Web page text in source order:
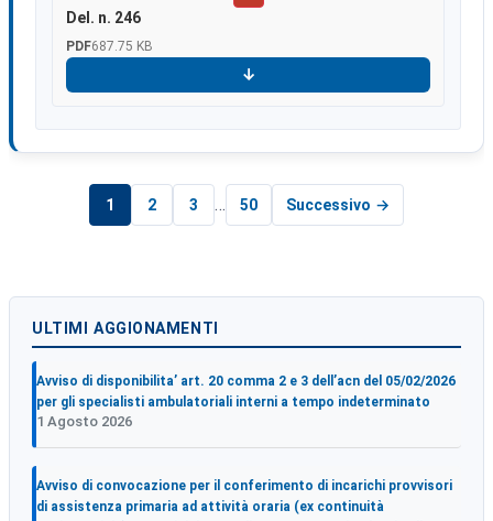
Del. n. 246
PDF687.75 KB
Scarica
Paginazione
1 2 3 … 50 Successivo →
ULTIMI AGGIONAMENTI
Avviso di disponibilita’ art. 20 comma 2 e 3 dell’acn del 05/02/2026
per gli specialisti ambulatoriali interni a tempo indeterminato
1 Agosto 2026
Avviso di convocazione per il conferimento di incarichi provvisori
di assistenza primaria ad attività oraria (ex continuità